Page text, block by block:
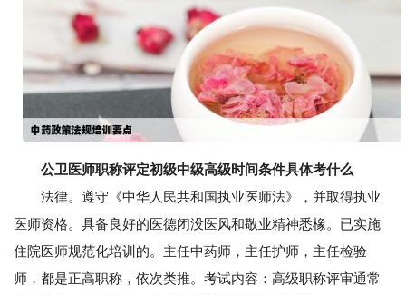
公卫医师职称评定初级中级高级时间条件具体考什么
法律。遵守《中华人民共和国执业医师法》，并取得执业
医师资格。具备良好的医德闭没医风和敬业精神悉橡。已实施
住院医师规范化培训的。主任中药师，主任护师，主任检验
师，都是正高职称，依次类推。考试内容：高级职称评审通常